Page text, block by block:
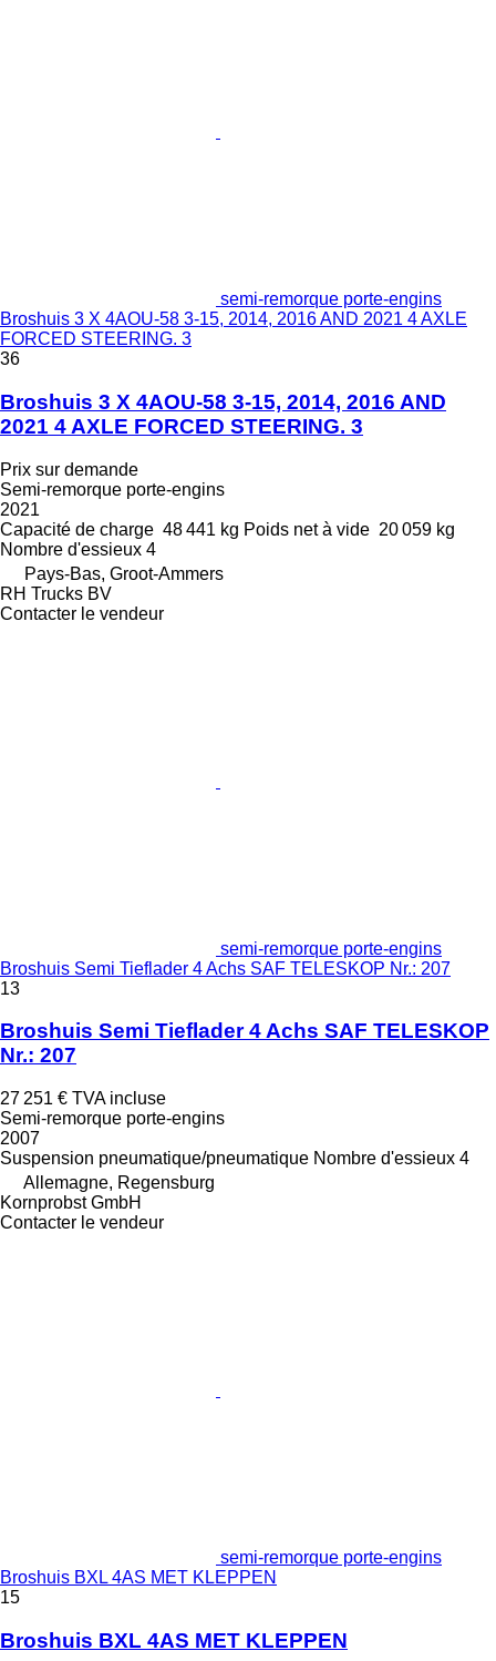
semi-remorque porte-engins
Broshuis 3 X 4AOU-58 3-15, 2014, 2016 AND 2021 4 AXLE
FORCED STEERING. 3
36
Broshuis 3 X 4AOU-58 3-15, 2014, 2016 AND
2021 4 AXLE FORCED STEERING. 3
Prix sur demande
Semi-remorque porte-engins
2021
Capacité de charge 48 441 kg Poids net à vide 20 059 kg
Nombre d'essieux 4
Pays-Bas, Groot-Ammers
RH Trucks BV
Contacter le vendeur
semi-remorque porte-engins
Broshuis Semi Tieflader 4 Achs SAF TELESKOP Nr.: 207
13
Broshuis Semi Tieflader 4 Achs SAF TELESKOP
Nr.: 207
27 251 € TVA incluse
Semi-remorque porte-engins
2007
Suspension pneumatique/pneumatique Nombre d'essieux 4
Allemagne, Regensburg
Kornprobst GmbH
Contacter le vendeur
semi-remorque porte-engins
Broshuis BXL 4AS MET KLEPPEN
15
Broshuis BXL 4AS MET KLEPPEN